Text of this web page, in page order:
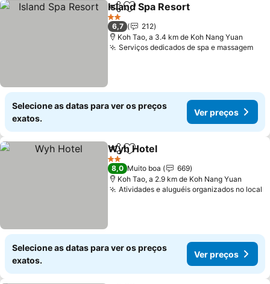
PartilharAdicionar aos favoritos
Island Spa Resort
2 Estrelas
6,7
212
Koh Tao, a 3.4 km de Koh Nang Yuan
Serviços dedicados de spa e massagem
Selecione as datas para ver os preços
exatos.
Ver preços
PartilharAdicionar aos favoritos
Wyh Hotel
2 Estrelas
8,0 Muito boa
669
Koh Tao, a 2.9 km de Koh Nang Yuan
Atividades e aluguéis organizados no local
Selecione as datas para ver os preços
exatos.
Ver preços